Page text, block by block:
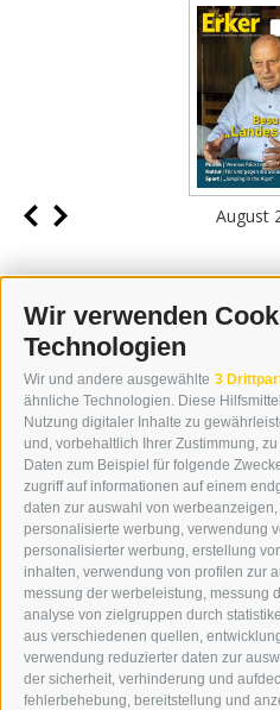
Wir verwenden
Technologien
Wir und andere ausgewählte 3
ähnliche Technologien. Diese
Nutzung digitaler Inhalte zu
und, vorbehaltlich Ihrer Zustimmung,
Daten zum Beispiel für folgende
zugriff auf informationen auf einem
daten zur auswahl von
personalisierte werbung, verwendung
personalisierter werbung, erstellung
inhalten, verwendung von profilen zur
messung der werbeleistung, messung
analyse von zielgruppen durch
aus verschiedenen quellen,
verwendung reduzierter daten zur
der sicherheit, verhinderung und
fehlerbehebung, bereitstellung und
August
KONTAKT
WIPP-MEDIA GMBH
DER ERKER
NEUSTADT 20A
I-39049 STERZING
TEL.: +39 0472 766876
GRAFIK@DERERKER.IT
INFO@DERERKER.IT
DER ERKER
WERBEN IM ERKER